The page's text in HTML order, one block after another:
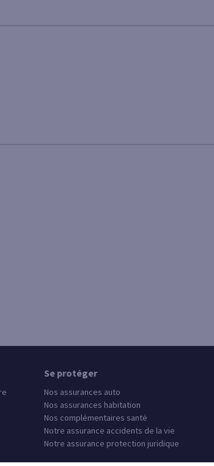
Se protéger
Nos assurances auto
Nos assurances habitation
Nos complémentaires santé
Notre assurance accidents de la vie
Notre assurance protection juridique